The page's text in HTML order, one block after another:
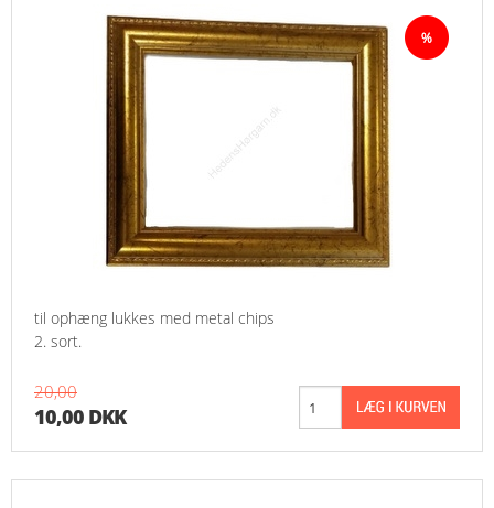
til ophæng lukkes med metal chips
2. sort.
20,00
10,00 DKK